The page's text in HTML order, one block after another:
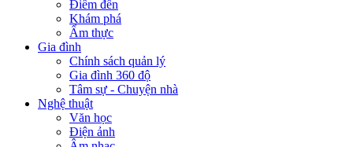
Điểm đến
Khám phá
Ẩm thực
Gia đình
Chính sách quản lý
Gia đình 360 độ
Tâm sự - Chuyện nhà
Nghệ thuật
Văn học
Điện ảnh